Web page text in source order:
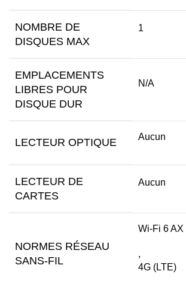
NOMBRE DE
DISQUES MAX
1
EMPLACEMENTS
LIBRES POUR
DISQUE DUR
N/A
LECTEUR OPTIQUE Aucun
LECTEUR DE
CARTES
Aucun
NORMES RÉSEAU
SANS-FIL
Wi-Fi 6 AX
,
4G (LTE)